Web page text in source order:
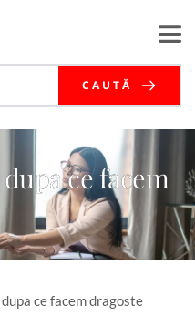
CAUTĂ
ce facem
ce facem dragoste